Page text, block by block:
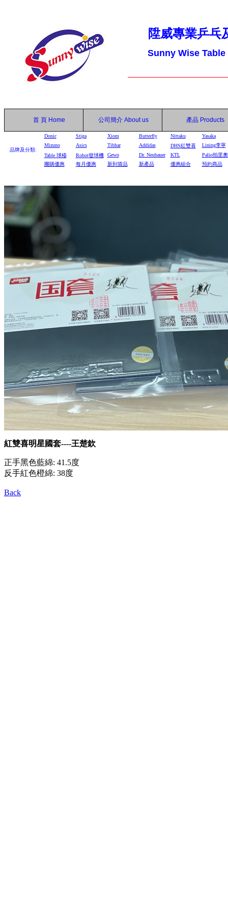
陞威專業乒乓
Sunny Wise
首 頁 Home 公司簡介 About us 產品 Products
品牌及分類:
Donic Stiga Xiom Butterfly Nittaku
Yasaka
Mizuno
Asics Tibhar Addidas DHS紅雙喜
Lining李寧
Table 球檯 Robot發球機 Gewo Dr. Neubauer KTL
Palio拍里奧
團購優惠
每月優惠 新到貨品 新產品 優惠組合 預約商品
紅雙喜明星國套----王楚欽
正手黑色藍綿: 41.5度
反手紅色橙綿: 38度
Back